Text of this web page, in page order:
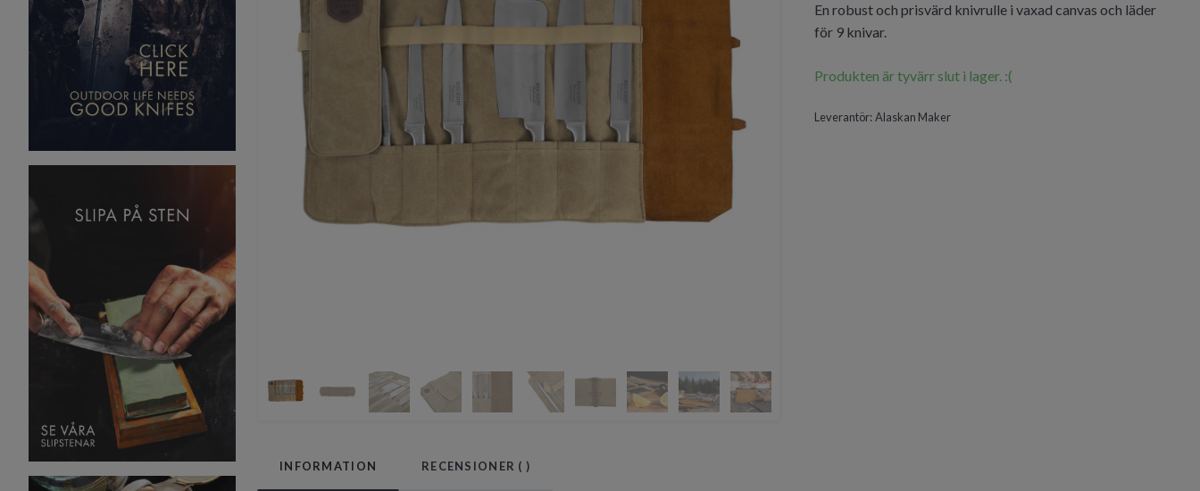
En robust och prisvärd knivrulle i vaxad canvas och läder
för 9 knivar.
Produkten är tyvärr slut i lager. :(
Leverantör:Alaskan Maker
INFORMATION RECENSIONER ( )